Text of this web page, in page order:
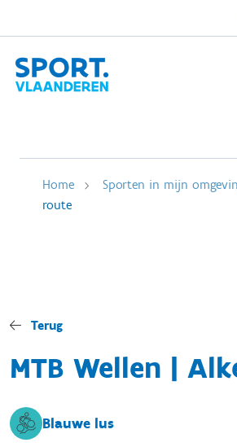
Home Sporten in mijn
route
Terug
MTB Wellen |
Blauwe lus